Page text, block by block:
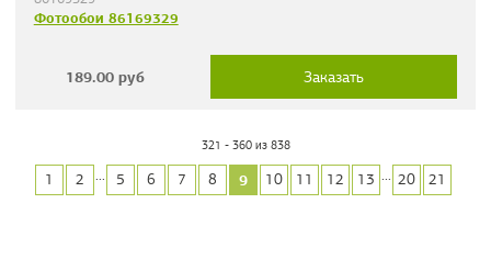
Фотообои 86169329
189.00 руб Заказать
321 - 360 из 838
1 2 ... 5 6 7 8 9 10 11 12 13 ... 20 21